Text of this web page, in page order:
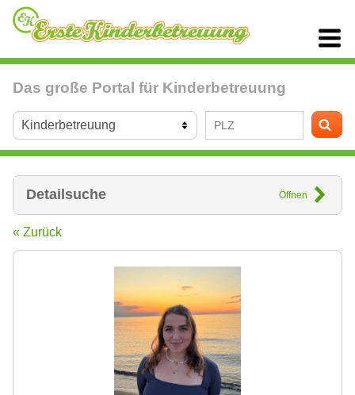
Das große Portal für Kinderbetreuung
Detailsuche Öffnen
« Zurück